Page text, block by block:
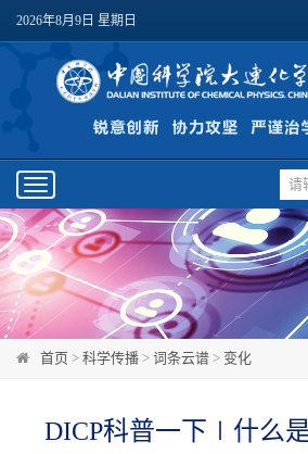
2026年8月9日 星期日
Toggle
navigation
首页 > 科学传播 > 词条云谱 > 变化
DICP科普一下∣什么是